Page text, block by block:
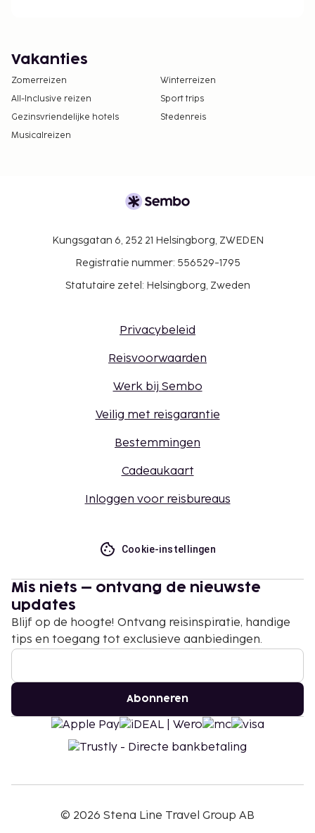
Vakanties
Zomerreizen
Winterreizen
All-Inclusive reizen
Sport trips
Gezinsvriendelijke hotels
Stedenreis
Musicalreizen
Kungsgatan 6, 252 21 Helsingborg, ZWEDEN
Registratie nummer: 556529-1795
Statutaire zetel: Helsingborg, Zweden
Privacybeleid
Reisvoorwaarden
Werk bij Sembo
Veilig met reisgarantie
Bestemmingen
Cadeaukaart
Inloggen voor reisbureaus
Cookie-instellingen
Mis niets – ontvang de nieuwste
updates
Blijf op de hoogte! Ontvang reisinspiratie, handige
tips en toegang tot exclusieve aanbiedingen.
Abonneren
© 2026 Stena Line Travel Group AB